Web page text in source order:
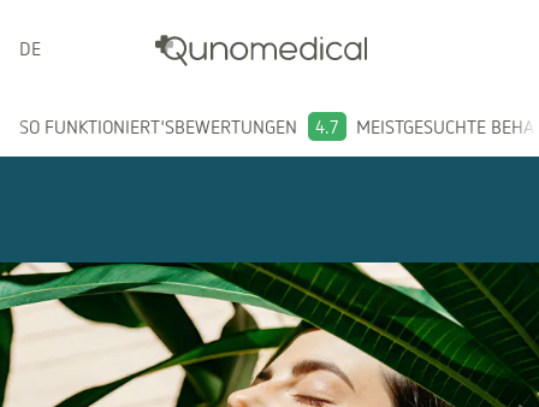
DEUTSCH
SO FUNKTIONIERT'SBEWERTUNGEN 4.7 MEISTGESUCHTE